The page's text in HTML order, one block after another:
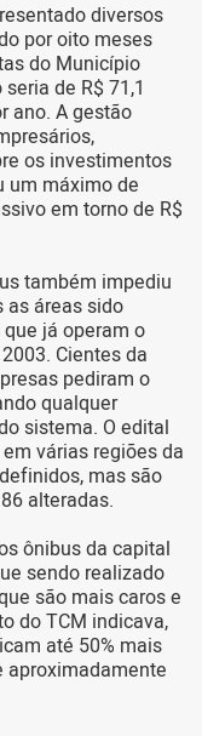
diversos
por oito meses
do Município
de R$ 71,1
ano. A gestão
os investimentos
um máximo de
em torno de R$
também impediu
as áreas sido
já operam o
Cientes da
pediram o
qualquer
sistema. O edital
várias regiões da
mas são
alteradas.
ônibus da capital
sendo realizado
são mais caros e
do TCM indicava,
até 50% mais
aproximadamente